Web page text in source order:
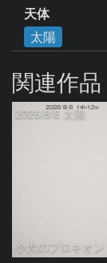
天体
太陽
関連作品
2026/8/6 太陽
小犬のプロキオン